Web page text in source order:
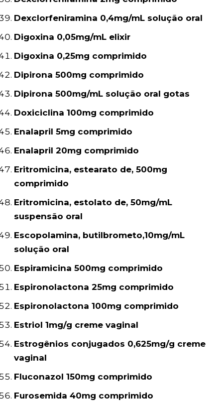
Dexclorfeniramina 0,4mg/mL solução oral
Digoxina 0,05mg/mL elixir
Digoxina 0,25mg comprimido
Dipirona 500mg comprimido
Dipirona 500mg/mL solução oral gotas
Doxiciclina 100mg comprimido
Enalapril 5mg comprimido
Enalapril 20mg comprimido
Eritromicina, estearato de, 500mg
comprimido
Eritromicina, estolato de, 50mg/mL
suspensão oral
Escopolamina, butilbrometo,10mg/mL
solução oral
Espiramicina 500mg comprimido
Espironolactona 25mg comprimido
Espironolactona 100mg comprimido
Estriol 1mg/g creme vaginal
Estrogênios conjugados 0,625mg/g creme
vaginal
Fluconazol 150mg comprimido
Furosemida 40mg comprimido